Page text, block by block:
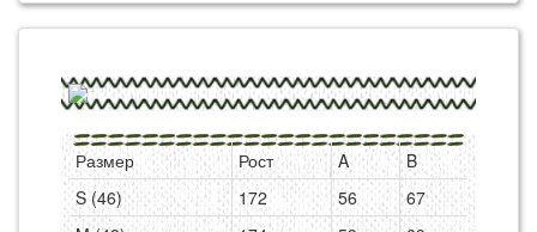
Размер Рост A
B
S (46)
172 56
67